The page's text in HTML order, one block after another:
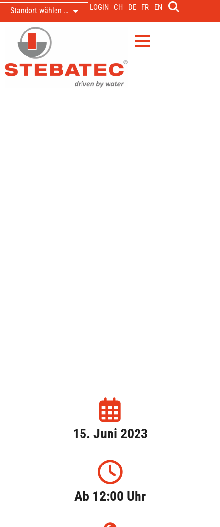
Standort wählen … LOGIN CH DE FR EN
15. Juni 2023
Ab 12:00 Uhr